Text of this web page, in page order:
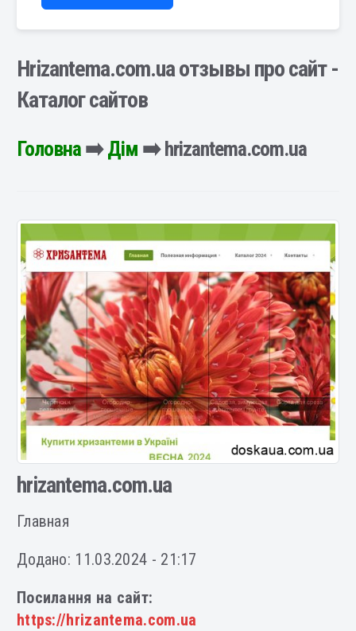
Hrizantema.com.ua отзывы про сайт -
Каталог сайтов
Головна➡️Дім ➡️ hrizantema.com.ua
hrizantema.com.ua
Главная
Додано: 11.03.2024 - 21:17
Посилання на сайт:
https://hrizantema.com.ua